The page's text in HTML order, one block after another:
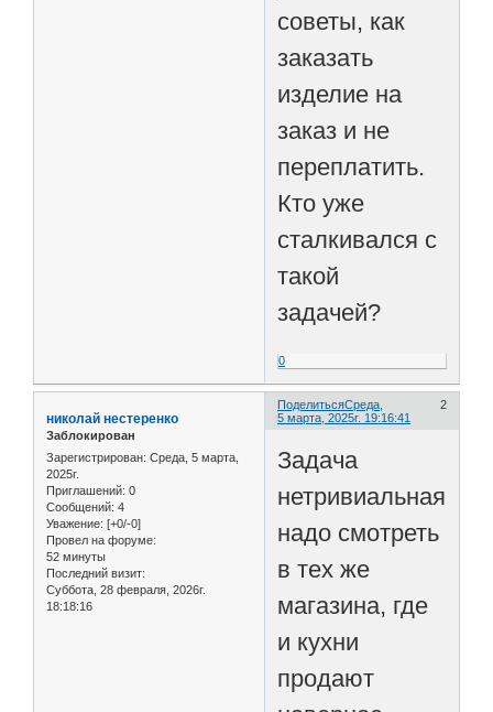
советы, как
заказать
изделие на
заказ и не
переплатить.
Кто уже
сталкивался с
такой
задачей?
0
Поделиться 2
Среда,
5 марта, 2025г. 19:16:41
николай нестеренко
Заблокирован
Зарегистрирован: Среда, 5 марта,
2025г.
Приглашений: 0
Сообщений: 4
Уважение: [+0/-0]
Провел на форуме:
52 минуты
Последний визит:
Суббота, 28 февраля, 2026г.
18:18:16
Задача
нетривиальная,
надо смотреть
в тех же
магазина, где
и кухни
продают